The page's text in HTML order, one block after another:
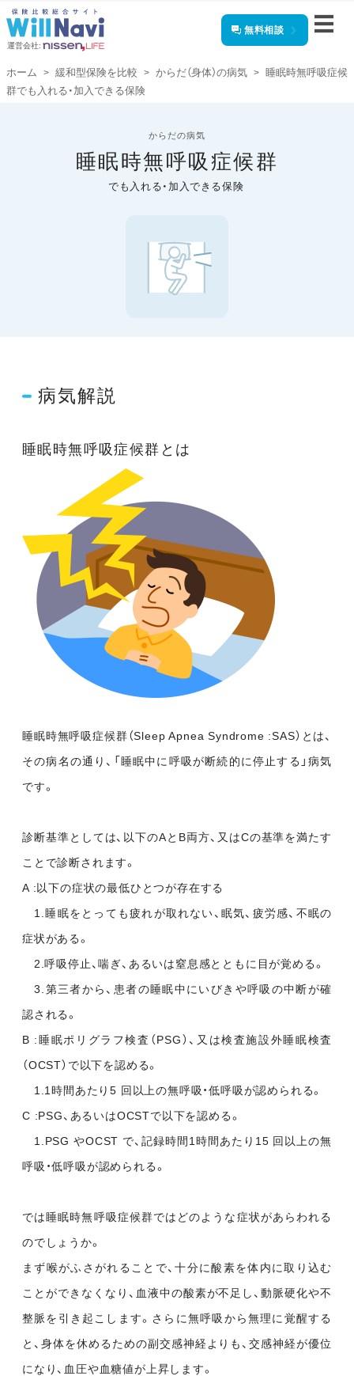
運営会社:
無料相談
ホーム 緩和型保険を比較 からだ（身体）の病気
睡眠時無呼吸症候
群でも入れる・加入できる保険
からだの病気
睡眠時無呼吸症候群
でも入れる・加入できる保険
病気解説
睡眠時無呼吸症候群とは
睡眠時無呼吸症候群（Sleep Apnea Syndrome :SAS）とは、
その病名の通り、「睡眠中に呼吸が断続的に停止する」病気
です。
診断基準としては、以下のAとB両方、又はCの基準を満たす
ことで診断されます。
A :以下の症状の最低ひとつが存在する
1.睡眠をとっても疲れが取れない、眠気、疲労感、不眠の
症状がある。
2.呼吸停止、喘ぎ、あるいは窒息感とともに目が覚める。
3.第三者から、患者の睡眠中にいびきや呼吸の中断が確
認される。
B :睡眠ポリグラフ検査（PSG）、又は検査施設外睡眠検査
（OCST）で以下を認める。
1.1時間あたり5 回以上の無呼吸・低呼吸が認められる。
C :PSG、あるいはOCSTで以下を認める。
1.PSG やOCST で、記録時間1時間あたり15 回以上の無
呼吸・低呼吸が認められる。
では睡眠時無呼吸症候群ではどのような症状があらわれる
のでしょうか。
まず喉がふさがれることで、十分に酸素を体内に取り込む
ことができなくなり、血液中の酸素が不足し、動脈硬化や不
整脈を引き起こします。さらに無呼吸から無理に覚醒する
と、身体を休めるための副交感神経よりも、交感神経が優位
になり、血圧や血糖値が上昇します。